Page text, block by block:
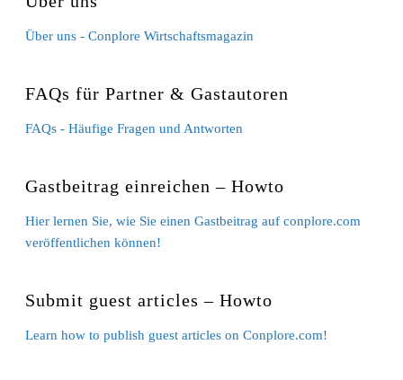
Über uns - Conplore Wirtschaftsmagazin
FAQs für Partner & Gastautoren
FAQs - Häufige Fragen und Antworten
Gastbeitrag einreichen – Howto
Hier lernen Sie, wie Sie einen Gastbeitrag auf conplore.com
veröffentlichen können!
Submit guest articles – Howto
Learn how to publish guest articles on Conplore.com!